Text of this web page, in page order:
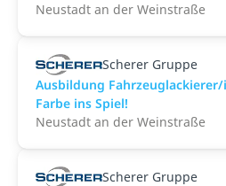
Neustadt an der Weinstraße
Scherer Gruppe
Ausbildung
Farbe ins Spiel!
Neustadt an der Weinstraße
Scherer Gruppe